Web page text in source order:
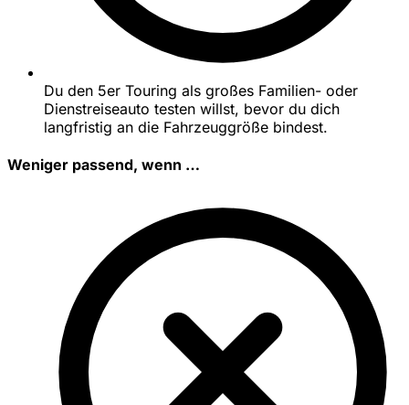
Du den 5er Touring als großes Familien- oder
Dienstreiseauto testen willst, bevor du dich
langfristig an die Fahrzeuggröße bindest.
Weniger passend, wenn …